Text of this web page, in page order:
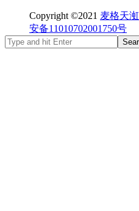
Copyright ©2021 麦格天渱
安备11010702001750号